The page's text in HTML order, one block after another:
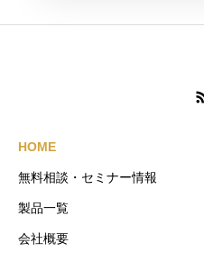
HOME
無料相談・セミナー情報
製品一覧
会社概要